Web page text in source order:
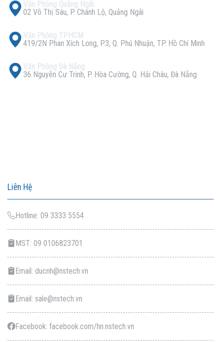
02 Võ Thị Sáu, P. Chánh Lộ, Quảng Ngãi
419/2N Phan Xích Long, P.3, Q. Phú Nhuận, TP. Hồ Chí Minh
36 Nguyễn Cư Trinh, P. Hòa Cường, Q. Hải Châu, Đà Nẵng
Liên Hệ
Hotline: 09 3333 5554
MST: 09 0106823701
Email: ducnh@nstech.vn
Email: sale@nstech.vn
Facebook: facebook.com/hn.nstech.vn